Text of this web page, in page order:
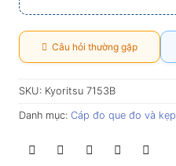
Câu hỏi thường gặp
SKU: Kyoritsu 7153B
Danh mục: Cáp đo que đo và kẹp